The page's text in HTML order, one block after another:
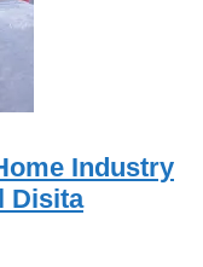
Industry
Disita